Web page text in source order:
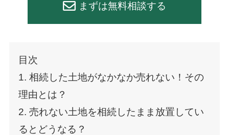
まずは無料相談する
目次
1. 相続した土地がなかなか売れない！その
理由とは？
2. 売れない土地を相続したまま放置してい
るとどうなる？